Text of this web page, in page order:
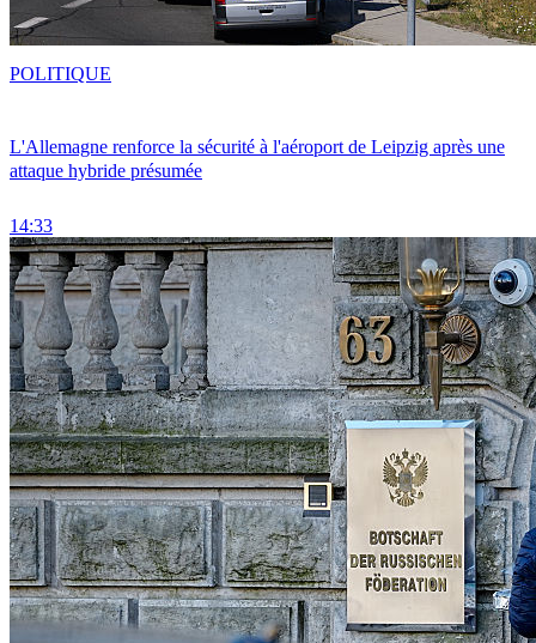
L'Allemagne renforce la sécurité à l'aéroport de Leipzig après une
attaque hybride présumée
14:33
POLITIQUE